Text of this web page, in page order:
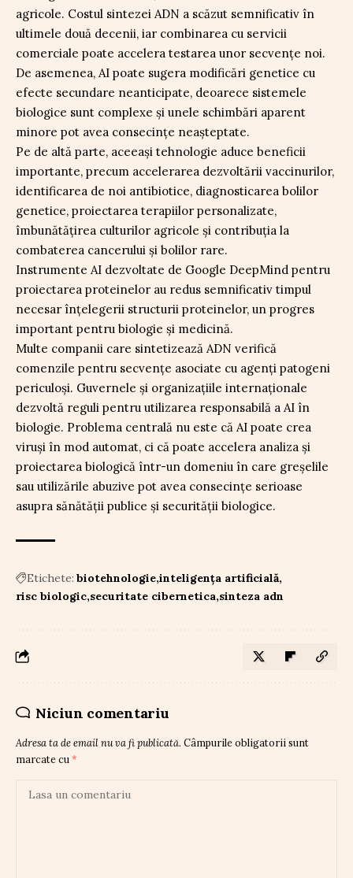
agricole. Costul sintezei ADN a scăzut semnificativ în
ultimele două decenii, iar combinarea cu servicii
comerciale poate accelera testarea unor secvențe noi.
De asemenea, AI poate sugera modificări genetice cu
efecte secundare neanticipate, deoarece sistemele
biologice sunt complexe și unele schimbări aparent
minore pot avea consecințe neașteptate.
Pe de altă parte, aceeași tehnologie aduce beneficii
importante, precum accelerarea dezvoltării vaccinurilor,
identificarea de noi antibiotice, diagnosticarea bolilor
genetice, proiectarea terapiilor personalizate,
îmbunătățirea culturilor agricole și contribuția la
combaterea cancerului și bolilor rare.
Instrumente AI dezvoltate de Google DeepMind pentru
proiectarea proteinelor au redus semnificativ timpul
necesar înțelegerii structurii proteinelor, un progres
important pentru biologie și medicină.
Multe companii care sintetizează ADN verifică
comenzile pentru secvențe asociate cu agenți patogeni
periculoși. Guvernele și organizațiile internaționale
dezvoltă reguli pentru utilizarea responsabilă a AI în
biologie. Problema centrală nu este că AI poate crea
viruși în mod automat, ci că poate accelera analiza și
proiectarea biologică într-un domeniu în care greșelile
sau utilizările abuzive pot avea consecințe serioase
asupra sănătății publice și securității biologice.
Etichete: biotehnologie inteligența artificială
risc biologic securitate cibernetica sinteza adn
Niciun comentariu
Adresa ta de email nu va fi publicată. Câmpurile obligatorii sunt
marcate cu *